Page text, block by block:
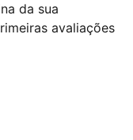
da sua
avaliações